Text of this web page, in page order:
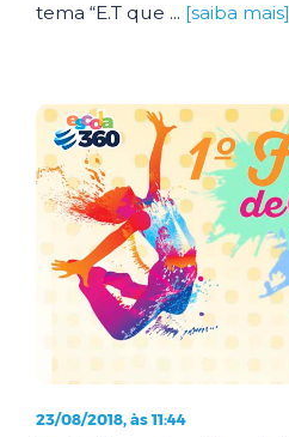
tema “E.T que ... [saiba mais]
23/08/2018, às 11:44